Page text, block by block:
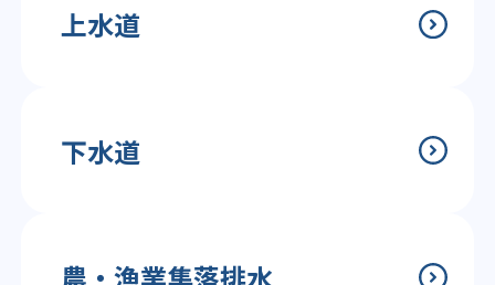
上水道
下水道
農・漁業集落排水